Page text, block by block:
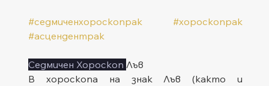
#седмиченхороскопрак
#хороскопрак
#асцендентрак
Седмичен Хороскоп Лъв
В хороскопа на знак Лъв (както и